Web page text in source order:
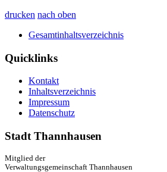
drucken nach oben
Gesamtinhaltsverzeichnis
Quicklinks
Kontakt
Inhaltsverzeichnis
Impressum
Datenschutz
Stadt Thannhausen
Mitglied der
Verwaltungsgemeinschaft Thannhausen